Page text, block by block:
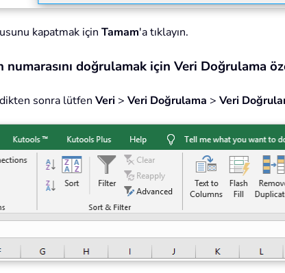
kapatmak için Tamam'a tıklayın.
doğrulamak için Veri Doğrulama
sonra lütfen Veri > Veri Doğrulama > Veri